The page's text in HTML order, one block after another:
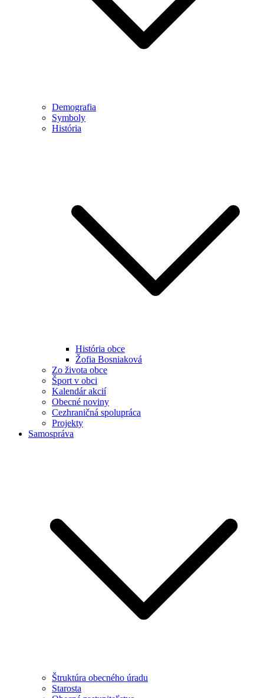
Demografia
Symboly
História
História obce
Žofia Bosniaková
Zo života obce
Šport v obci
Kalendár akcií
Obecné noviny
Cezhraničná spolupráca
Projekty
Samospráva
Štruktúra obecného úradu
Starosta